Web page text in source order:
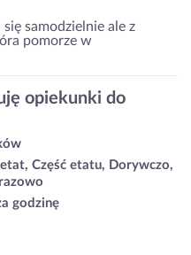
samodzielnie ale z
pomorze w
opiekunki do
etat, Część etatu, Dorywczo,
godzinę